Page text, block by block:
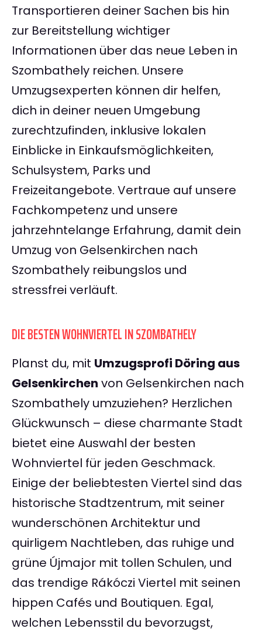
Transportieren deiner Sachen bis hin
zur Bereitstellung wichtiger
Informationen über das neue Leben in
Szombathely reichen. Unsere
Umzugsexperten können dir helfen,
dich in deiner neuen Umgebung
zurechtzufinden, inklusive lokalen
Einblicke in Einkaufsmöglichkeiten,
Schulsystem, Parks und
Freizeitangebote. Vertraue auf unsere
Fachkompetenz und unsere
jahrzehntelange Erfahrung, damit dein
Umzug von Gelsenkirchen nach
Szombathely reibungslos und
stressfrei verläuft.
DIE BESTEN WOHNVIERTEL IN SZOMBATHELY
Planst du, mit Umzugsprofi Döring aus
Gelsenkirchen von Gelsenkirchen nach
Szombathely umzuziehen? Herzlichen
Glückwunsch – diese charmante Stadt
bietet eine Auswahl der besten
Wohnviertel für jeden Geschmack.
Einige der beliebtesten Viertel sind das
historische Stadtzentrum, mit seiner
wunderschönen Architektur und
quirligem Nachtleben, das ruhige und
grüne Újmajor mit tollen Schulen, und
das trendige Rákóczi Viertel mit seinen
hippen Cafés und Boutiquen. Egal,
welchen Lebensstil du bevorzugst,